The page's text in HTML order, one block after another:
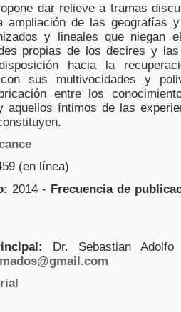
dar relieve a tramas
ampliación de las geografías
y lineales que niegan
propias de los decires y
hacia la
con sus multivocidades y
entre los
aquellos íntimos de las
(en línea)
2014 - Frecuencia de
Dr. Sebastian